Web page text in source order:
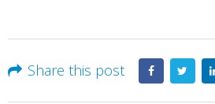
Share this post